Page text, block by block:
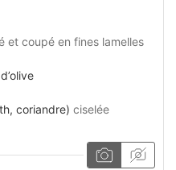
et coupé en fines lamelles
coriandre) ciselée